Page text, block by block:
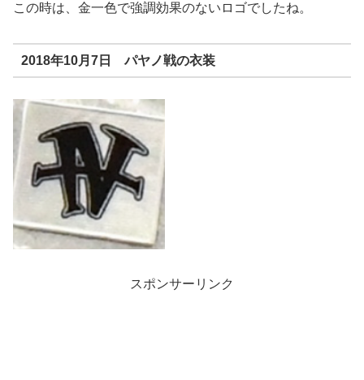
この時は、金一色で強調効果のないロゴでしたね。
2018年10月7日 パヤノ戦の衣装
スポンサーリンク